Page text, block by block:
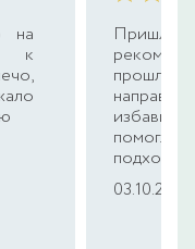
на
к
Пришла к
прошла
подход к
03.10.2025